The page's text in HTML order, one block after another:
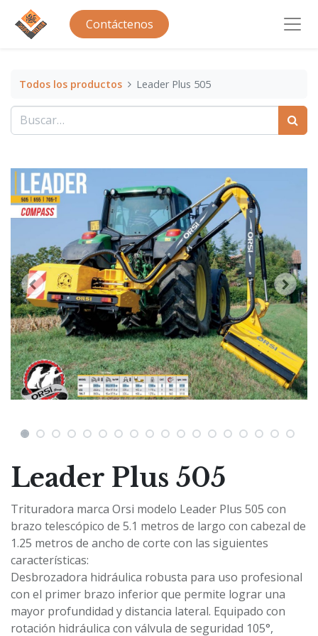
Contáctenos
Todos los productos Leader Plus 505
Leader Plus 505
Trituradora marca Orsi modelo Leader Plus 505 con
brazo telescópico de 5.1 metros de largo con cabezal de
1.25 metros de ancho de corte con las siguientes
características:
Desbrozadora hidráulica robusta para uso profesional
con el primer brazo inferior que permite lograr una
mayor profundidad y distancia lateral. Equipado con
rotación hidráulica con válvula de seguridad 105°,